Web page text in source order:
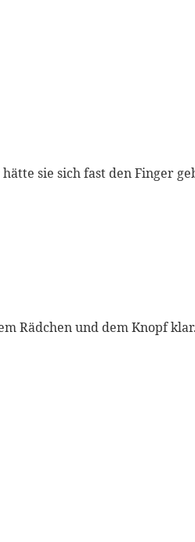
sie sich fast den Finger
Rädchen und dem Knopf